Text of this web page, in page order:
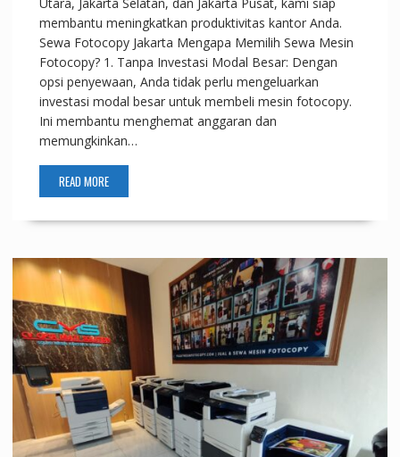
membantu meningkatkan produktivitas kantor Anda.
Sewa Fotocopy Jakarta Mengapa Memilih Sewa Mesin
Fotocopy? 1. Tanpa Investasi Modal Besar: Dengan
opsi penyewaan, Anda tidak perlu mengeluarkan
investasi modal besar untuk membeli mesin fotocopy.
Ini membantu menghemat anggaran dan
memungkinkan…
READ MORE